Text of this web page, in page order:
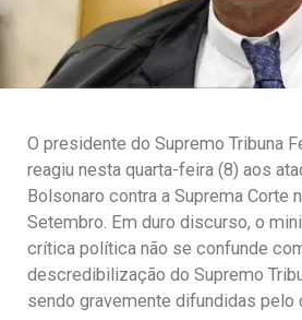
O presidente do Supremo Tribuna
reagiu nesta quarta-feira (8) aos
Bolsonaro contra a Suprema Corte
Setembro. Em duro discurso, o
crítica política não se confunde
descredibilização do Supremo
sendo gravemente difundidas pelo